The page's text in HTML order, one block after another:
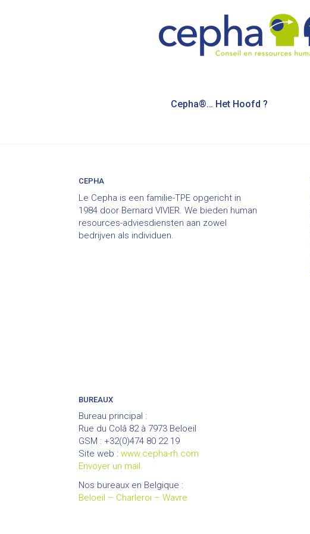
Bericht
Cepha®… Het Hoofd ?
CEPHA
Le Cepha is een familie-TPE opgericht in
1984 door Bernard VIVIER. We bieden human
resources-adviesdiensten aan zowel
bedrijven als individuen.
BUREAUX
Bureau principal :
Rue du Colâ 82 à 7973 Beloeil
GSM : +32(0)474 80 22 19
Site web : www.cepha-rh.com
Envoyer un mail
Nos bureaux en Belgique :
Beloeil – Charleroi – Wavre